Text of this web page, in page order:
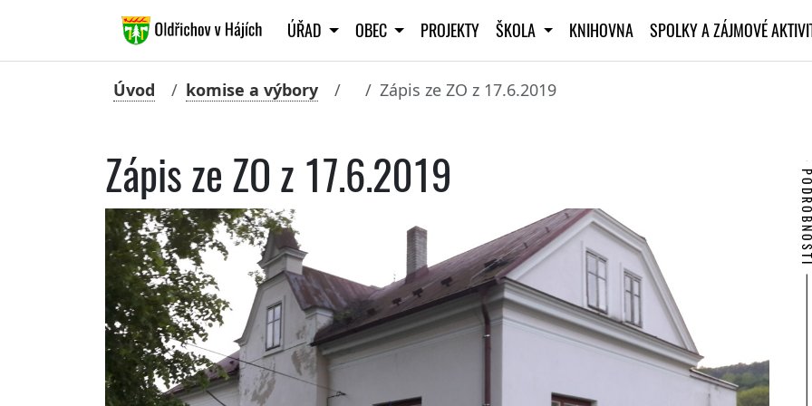
ÚŘAD OBEC PROJEKTY ŠKOLA KNIHOVNA SPOLKY A ZÁJMOVÉ
Úvod komise a výbory Zápis ze ZO z 17.6.2019
Zápis ze ZO z 17.6.2019